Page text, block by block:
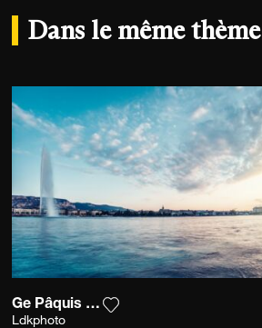
Dans le même thème
Ge Pâquis Sunset
Ldkphoto